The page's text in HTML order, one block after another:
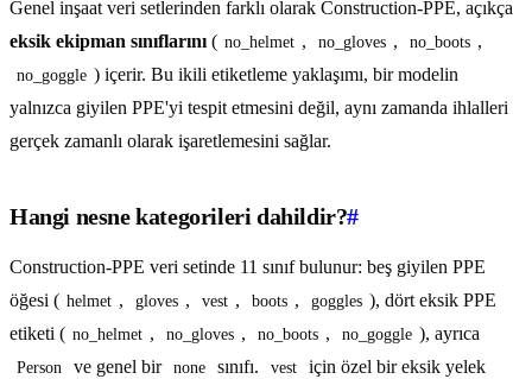
Genel inşaat veri setlerinden farklı olarak Construction-PPE, açıkça
eksik ekipman sınıflarını ( no_helmet , no_gloves , no_boots ,
no_goggle ) içerir. Bu ikili etiketleme yaklaşımı, bir modelin
yalnızca giyilen PPE'yi tespit etmesini değil, aynı zamanda ihlalleri
gerçek zamanlı olarak işaretlemesini sağlar.
Hangi nesne kategorileri dahildir?#
Construction-PPE veri setinde 11 sınıf bulunur: beş giyilen PPE
öğesi ( helmet , gloves , vest , boots , goggles ), dört eksik PPE
etiketi ( no_helmet , no_gloves , no_boots , no_goggle ), ayrıca
Person ve genel bir none sınıfı. vest
için özel bir eksik yelek